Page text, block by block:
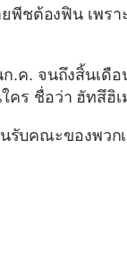
พีชต้องฟิน เพ
.ค. จนถึงสิ้นเ
คร ชื่อว่า ฮัทสึฮิเ
รับคณะของพวก